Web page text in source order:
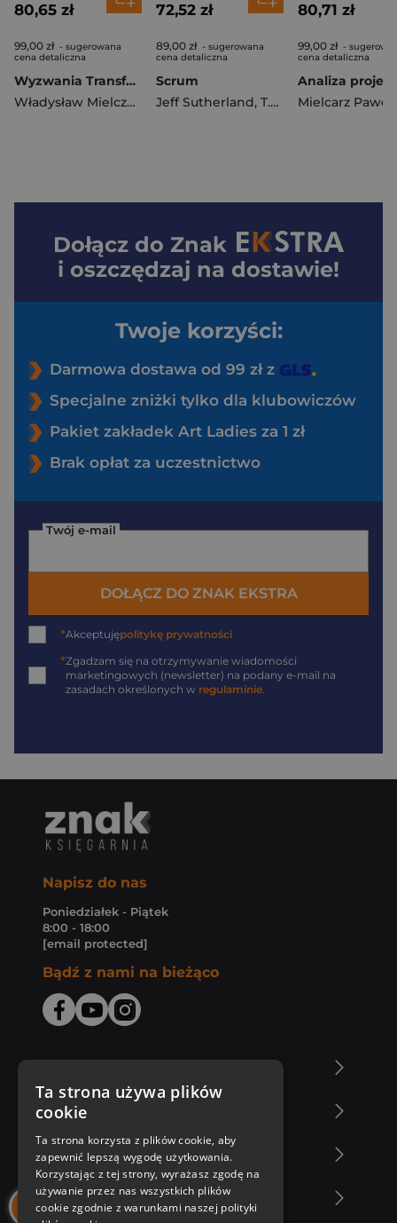
80,65 zł
99,00 zł - sugerowana
cena detaliczna
Wyzwania Transformacji Energetycznej
Władysław Mielczarski
,Michał Wierzbowski
72,52 zł
89,00 zł - sugerowana
cena detaliczna
Scrum
Jeff Sutherland, T.T. Sutherland
80,71 zł
99,00 zł -
cena detaliczna
Mielcarz Paweł
Dołącz do Znak
i oszczędzaj na dostawie!
Twoje korzyści:
Darmowa dostawa od 99 zł z
Specjalne zniżki tylko dla klubowiczów
Pakiet zakładek Art Ladies za 1 zł
Brak opłat za uczestnictwo
Twój e-mail
DOŁĄCZ DO ZNAK EKSTRA
*Akceptujępolitykę prywatności
*Zgadzam się na otrzymywanie wiadomości
marketingowych (newsletter) na podany e-mail na
zasadach określonych w regulaminie.
Napisz do nas
Poniedziałek - Piątek
8:00 - 18:00
[email protected]
Bądź z nami na bieżąco
Zakupy u nas
Nasza oferta
Nasi autorzy
Ta strona używa plików
cookie
Ta strona korzysta z plików cookie, aby
zapewnić lepszą wygodę użytkowania.
Korzystając z tej strony, wyrażasz zgodę na
używanie przez nas wszystkich plików
cookie zgodnie z warunkami naszej polityki